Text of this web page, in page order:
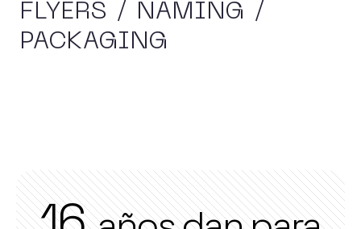
FLYERS / NAMING /
PACKAGING